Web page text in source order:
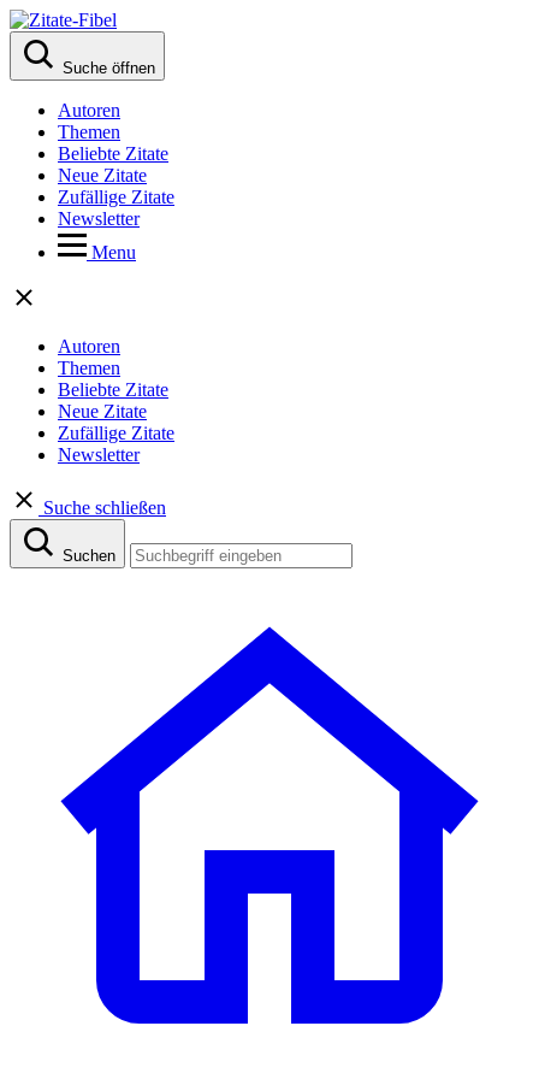
Suche öffnen
Autoren
Themen
Beliebte Zitate
Neue Zitate
Zufällige Zitate
Newsletter
Menu
Autoren
Themen
Beliebte Zitate
Neue Zitate
Zufällige Zitate
Newsletter
Suche schließen
Suchen